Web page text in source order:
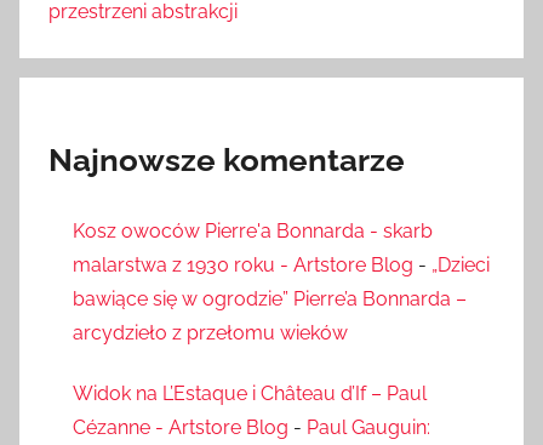
przestrzeni abstrakcji
Najnowsze komentarze
Kosz owoców Pierre'a Bonnarda - skarb
malarstwa z 1930 roku - Artstore Blog - „Dzieci
bawiące się w ogrodzie” Pierre’a Bonnarda –
arcydzieło z przełomu wieków
Widok na L’Estaque i Château d’If – Paul
Cézanne - Artstore Blog - Paul Gauguin: